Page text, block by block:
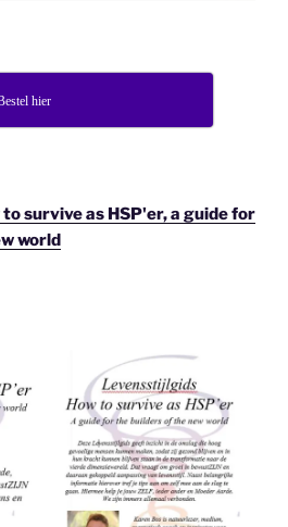
hier
survive as HSP'er, a guide for
world